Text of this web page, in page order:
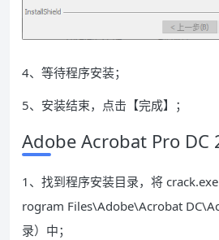
4、等待程序安装；
5、安装结束，点击【完成】；
Adobe Acrobat Pro DC
1、找到程序安装目录，将
rogram Files\Adobe\Acrobat
录）中；